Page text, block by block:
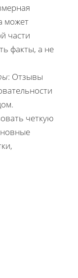
может
части
факты, а не
: Отзывы
четкую